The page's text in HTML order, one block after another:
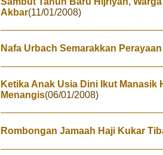
Akbar(11/01/2008)
Nafa Urbach Semarakkan
Ketika Anak Usia Dini Ikut
Menangis(06/01/2008)
Rombongan Jamaah Haji Kukar